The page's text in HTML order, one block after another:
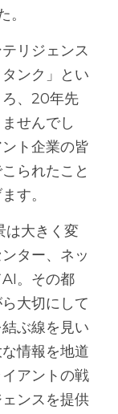
。
リジェンス
ンク」とい
ろ、20年先
せんでし
ト企業の皆
られたこと
す。
は大きく変
ター、ネッ
。その都
大切にして
ぶ線を見い
情報を地道
アントの戦
ンスを提供